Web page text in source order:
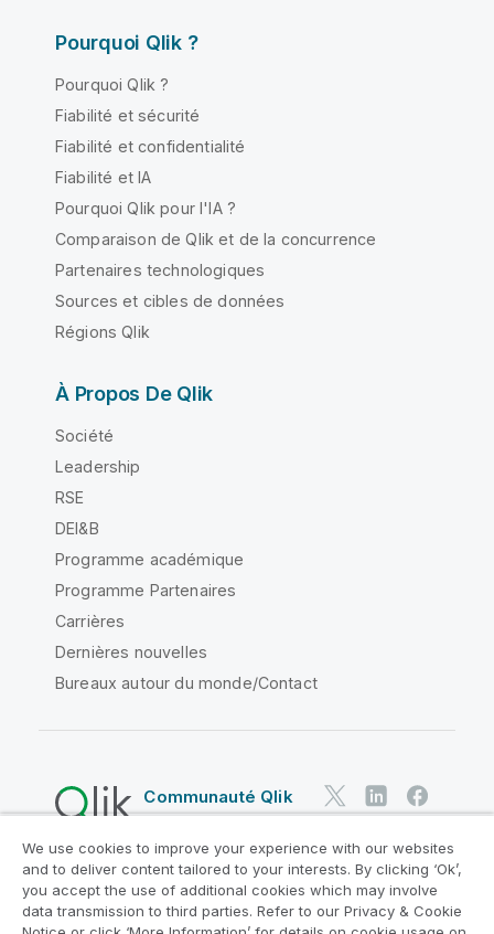
Pourquoi Qlik ?
Pourquoi Qlik ?
Fiabilité et sécurité
Fiabilité et confidentialité
Fiabilité et IA
Pourquoi Qlik pour l'IA ?
Comparaison de Qlik et de la concurrence
Partenaires technologiques
Sources et cibles de données
Régions Qlik
À Propos De Qlik
Société
Leadership
RSE
DEI&B
Programme académique
Programme Partenaires
Carrières
Dernières nouvelles
Bureaux autour du monde/Contact
Communauté Qlik
Contrats juridiques
Conditions d'utilisation des produits
Legal Policies
Conditions légales
We use cookies to improve your experience with our websites
and to deliver content tailored to your interests. By clicking ‘Ok’,
you accept the use of additional cookies which may involve
data transmission to third parties. Refer to our Privacy & Cookie